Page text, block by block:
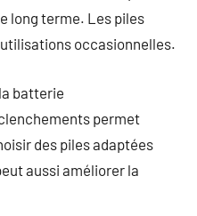
long terme. Les piles
occasionnelles.
batterie
permet
des piles adaptées
aussi améliorer la